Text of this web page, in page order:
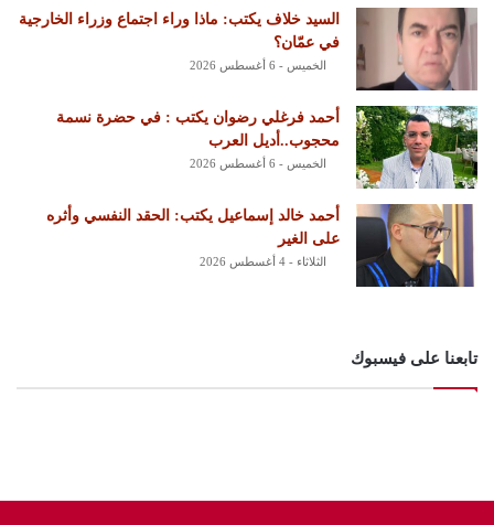
السيد خلاف يكتب: ماذا وراء اجتماع وزراء الخارجية
في عمّان؟
الخميس - 6 أغسطس 2026
أحمد فرغلي رضوان يكتب : في حضرة نسمة
محجوب..أديل العرب
الخميس - 6 أغسطس 2026
أحمد خالد إسماعيل يكتب: الحقد النفسي وأثره
على الغير
الثلاثاء - 4 أغسطس 2026
تابعنا على فيسبوك